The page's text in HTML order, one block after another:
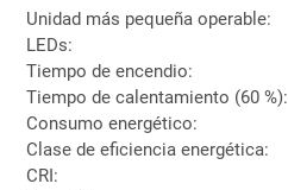
Unidad más pequeña operable:
LEDs:
Tiempo de encendio:
Tiempo de calentamiento (60 %):
Consumo energético:
Clase de eficiencia energética:
CRI: